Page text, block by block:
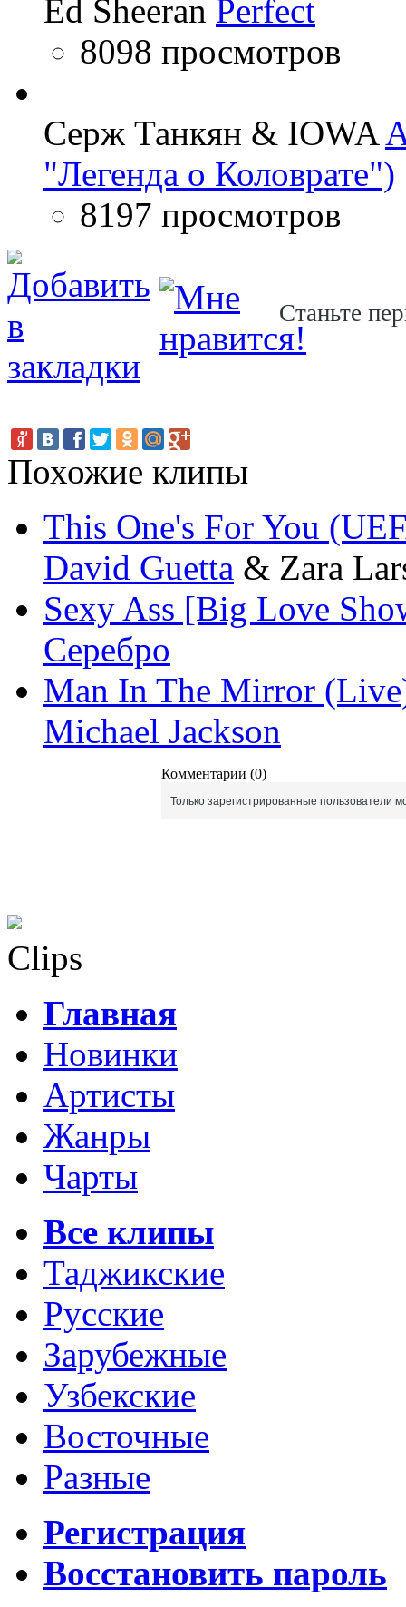
Ed Sheeran Perfect
8098 просмотров
Серж Танкян & IOWA
"Легенда о Коловрате")
8197 просмотров
Станьте
Похожие клипы
This One's For You
David Guetta & Zara
Sexy Ass [Big Love
Серебро
Man In The Mirror
Michael Jackson
Комментарии (0)
Только зарегистрированные пользователи
Clips
Главная
Новинки
Артисты
Жанры
Чарты
Все клипы
Таджикские
Русские
Зарубежные
Узбекские
Восточные
Разные
Регистрация
Восстановить пароль